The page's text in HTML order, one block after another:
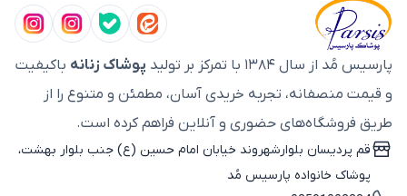
پارسیس مُد از سال ۱۳۸۴ با تمرکز بر تولید پوشاک زنانه باکیفیت
و قیمت منصفانه، تجربه خریدی آسان، مطمئن و متنوع را از
طریق فروشگاه‌های حضوری و آنلاین فراهم کرده است.
قم پردیسان بلوارشهروند خیابان امام حسین (ع) جنب بلوار بهشت،
پوشاک خانواده پارسیس مُد